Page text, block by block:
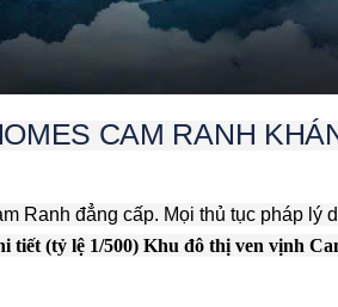
CAM RANH
Ranh đẳng cấp. Mọi thủ tục pháp
tiết (tỷ lệ 1/500) Khu đô thị ven vịnh